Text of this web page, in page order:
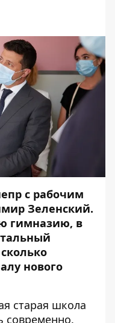
с рабочим
Зеленский.
гимназию, в
нового
старая школа
современно.